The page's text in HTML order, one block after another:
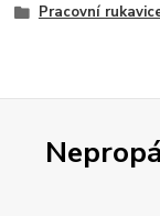
Pracovní